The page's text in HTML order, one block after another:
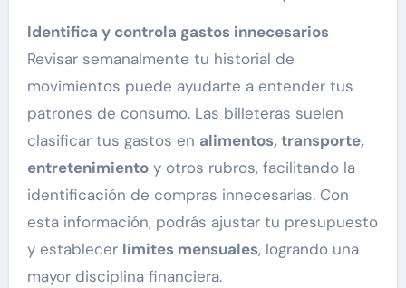
Identifica y controla gastos innecesarios
Revisar semanalmente tu historial de
movimientos puede ayudarte a entender tus
patrones de consumo. Las billeteras suelen
clasificar tus gastos en alimentos, transporte,
entretenimientoy otros rubros, facilitando la
identificación de compras innecesarias. Con
esta información, podrás ajustar tu presupuesto
y establecer límites mensuales, logrando una
mayor disciplina financiera.